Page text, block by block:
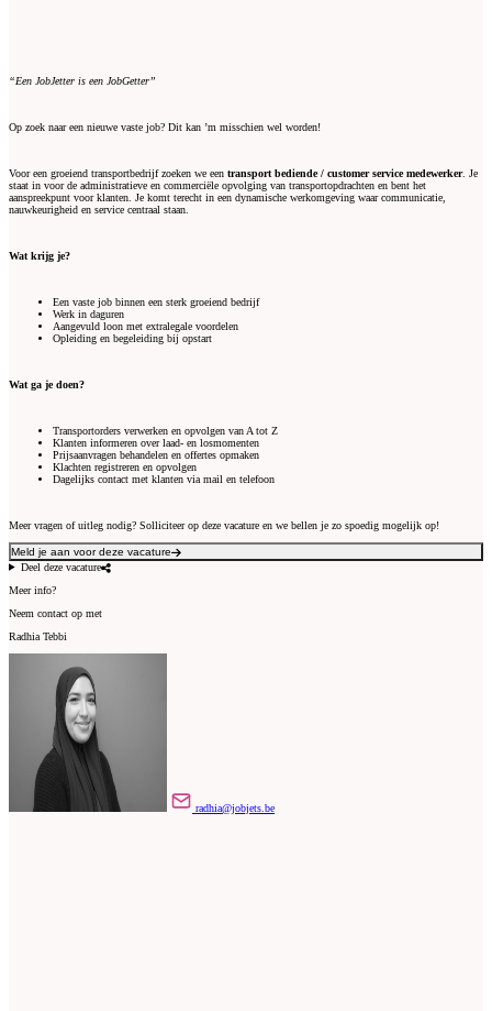
“Een JobJetter is een JobGetter”
Op zoek naar een nieuwe vaste job? Dit kan ’m misschien wel worden!
Voor een groeiend transportbedrijf zoeken we een transport bediende / customer service medewerker. Je
staat in voor de administratieve en commerciële opvolging van transportopdrachten en bent het
aanspreekpunt voor klanten. Je komt terecht in een dynamische werkomgeving waar communicatie,
nauwkeurigheid en service centraal staan.
Wat krijg je?
Een vaste job binnen een sterk groeiend bedrijf
Werk in daguren
Aangevuld loon met extralegale voordelen
Opleiding en begeleiding bij opstart
Wat ga je doen?
Transportorders verwerken en opvolgen van A tot Z
Klanten informeren over laad- en losmomenten
Prijsaanvragen behandelen en offertes opmaken
Klachten registreren en opvolgen
Dagelijks contact met klanten via mail en telefoon
Meer vragen of uitleg nodig? Solliciteer op deze vacature en we bellen je zo spoedig mogelijk op!
Meld je aan voor deze vacature
Deel deze vacature
Meer info?
Neem contact op met
Radhia Tebbi
radhia@jobjets.be